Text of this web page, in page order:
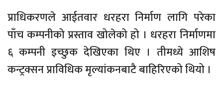
प्राधिकरणले आईतवार धरहरा निर्माण लागि परेका
पाँच कम्पनीको प्रस्ताव खोलेको हो । धरहरा निर्माणमा
६ कम्पनी इच्छुक देखिएका थिए । तीमध्ये आशिष
कन्ट्रक्सन प्राविधिक मृल्यांकनबाटै बाहिरिएको थियो ।